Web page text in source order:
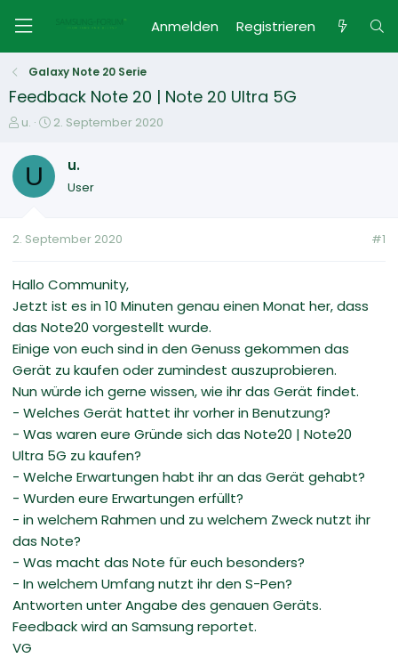
Anmelden Registrieren
Galaxy Note 20 Serie
Feedback Note 20 | Note 20 Ultra 5G
E
s
e
e
u.
E
t
t
m
2. September 2020
U u.
User
2. September 2020 #1
Hallo Community,
Jetzt ist es in 10 Minuten genau einen Monat her, dass
das Note20 vorgestellt wurde.
Einige von euch sind in den Genuss gekommen das
Gerät zu kaufen oder zumindest auszuprobieren.
Nun würde ich gerne wissen, wie ihr das Gerät findet.
- Welches Gerät hattet ihr vorher in Benutzung?
- Was waren eure Gründe sich das Note20 | Note20
Ultra 5G zu kaufen?
- Welche Erwartungen habt ihr an das Gerät gehabt?
- Wurden eure Erwartungen erfüllt?
- in welchem Rahmen und zu welchem Zweck nutzt ihr
das Note?
- Was macht das Note für euch besonders?
- In welchem Umfang nutzt ihr den S-Pen?
Antworten unter Angabe des genauen Geräts.
Feedback wird an Samsung reportet.
VG